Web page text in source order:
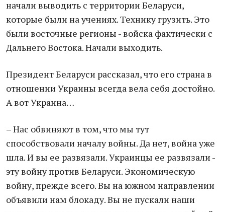
начали выводить с территории Беларуси,
которые были на учениях. Технику грузить. Это
были восточные регионы - войска фактически с
Дальнего Востока. Начали выходить.
Президент Беларуси рассказал, что его страна в
отношении Украины всегда вела себя достойно.
А вот Украина…
– Нас обвиняют в том, что мы тут
способствовали началу войны. Да нет, война уже
шла. И вы ее развязали. Украинцы ее развязали -
эту войну против Беларуси. Экономическую
войну, прежде всего. Вы на южном направлении
объявили нам блокаду. Вы не пускали наши